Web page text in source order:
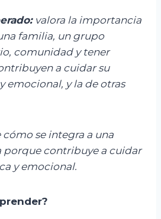
valora la importancia
familia, un grupo
comunidad y tener
a cuidar su
emocional, y la de otras
cómo se integra a una
porque contribuye a cuidar
y emocional.